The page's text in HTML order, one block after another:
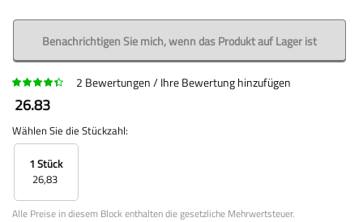
Benachrichtigen Sie mich, wenn das Produkt auf Lager ist
2 Bewertungen Ihre Bewertung hinzufügen
26.83
Wählen Sie die Stückzahl:
1 Stück
26,83
Alle Preise in diesem Block enthalten die gesetzliche Mehrwertsteuer.